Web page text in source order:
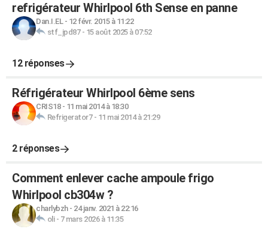
refrigérateur Whirlpool 6th Sense en panne
Dan.I.EL- 12 févr. 2015 à 11:22
stf_jpd87- 15 août 2025 à 07:52
12 réponses
Réfrigérateur Whirlpool 6ème sens
CRIS18- 11 mai 2014 à 18:30
Refrigerator7- 11 mai 2014 à 21:29
2 réponses
Comment enlever cache ampoule frigo
Whirlpool cb304w ?
charlybzh- 24 janv. 2021 à 22:16
oli- 7 mars 2026 à 11:35